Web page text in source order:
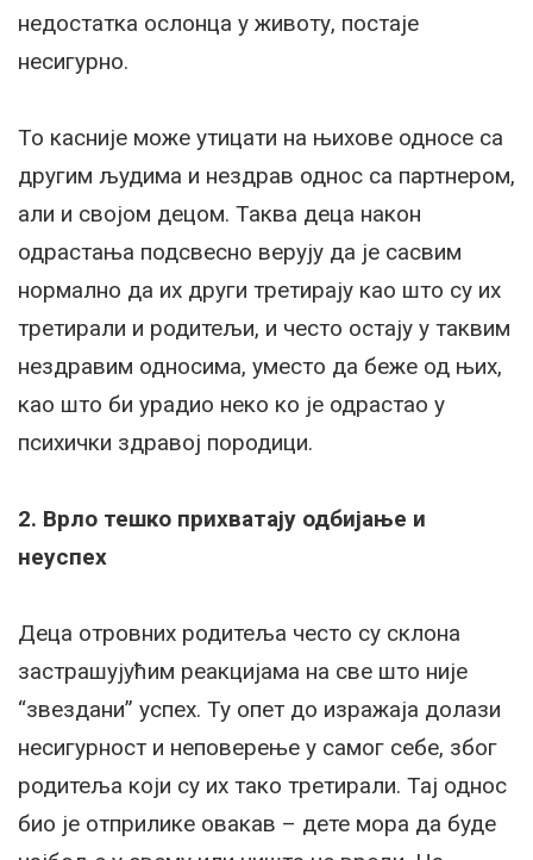
недостатка ослонца у животу, постаје
несигурно.
То касније може утицати на њихове односе са
другим људима и нездрав однос са партнером,
али и својом децом. Таква деца након
одрастања подсвесно верују да је сасвим
нормално да их други третирају као што су их
третирали и родитељи, и често остају у таквим
нездравим односима, уместо да беже од њих,
као што би урадио неко ко је одрастао у
психички здравој породици.
2. Врло тешко прихватају одбијање и
неуспех
Деца отровних родитеља често су склона
застрашујућим реакцијама на све што није
“звездани” успех. Ту опет до изражаја долази
несигурност и неповерење у самог себе, због
родитеља који су их тако третирали. Тај однос
био је отприлике овакав – дете мора да буде